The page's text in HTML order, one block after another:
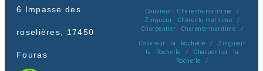
Couvreur Charente-maritime /
Zingueur Charente-maritime /
Charpentier Charente-maritime /
Couvreur la Rochelle / Zingueur
la Rochelle / Charpentier la
Rochelle /
6 Impasse des
roselières, 17450
Fouras